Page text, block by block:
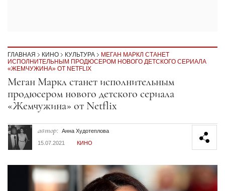
ГЛАВНАЯ КИНО КУЛЬТУРА
МЕГАН МАРКЛ СТАНЕТ
ИСПОЛНИТЕЛЬНЫМ ПРОДЮСЕРОМ НОВОГО ДЕТСКОГО СЕРИАЛА
«ЖЕМЧУЖИНА» ОТ NETFLIX
Секция статей
Меган Маркл станет исполнительным
продюсером нового детского сериала
«Жемчужина» от Netflix
автор: Анна Худотеплова
15.07.2021
КИНО